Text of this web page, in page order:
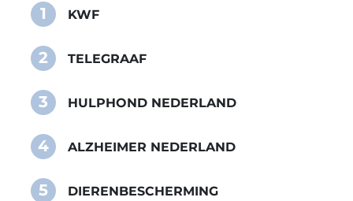
1 KWF
2 TELEGRAAF
3 HULPHOND NEDERLAND
4 ALZHEIMER NEDERLAND
5 DIERENBESCHERMING